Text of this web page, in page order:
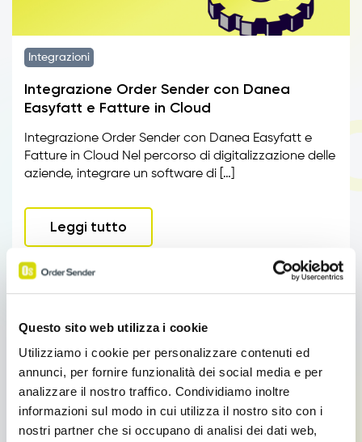
Questo sito web utilizza i cookie
Utilizziamo i cookie per personalizzare contenuti ed
annunci, per fornire funzionalità dei social media e per
analizzare il nostro traffico. Condividiamo inoltre
informazioni sul modo in cui utilizza il nostro sito con i
nostri partner che si occupano di analisi dei dati web,
Integrazioni
Integrazione Order Sender con Danea
Easyfatt e Fatture in Cloud
Integrazione Order Sender con Danea Easyfatt e
Fatture in Cloud Nel percorso di digitalizzazione delle
aziende, integrare un software di […]
Leggi tutto